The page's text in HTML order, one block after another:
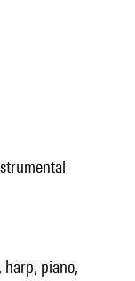
piano,